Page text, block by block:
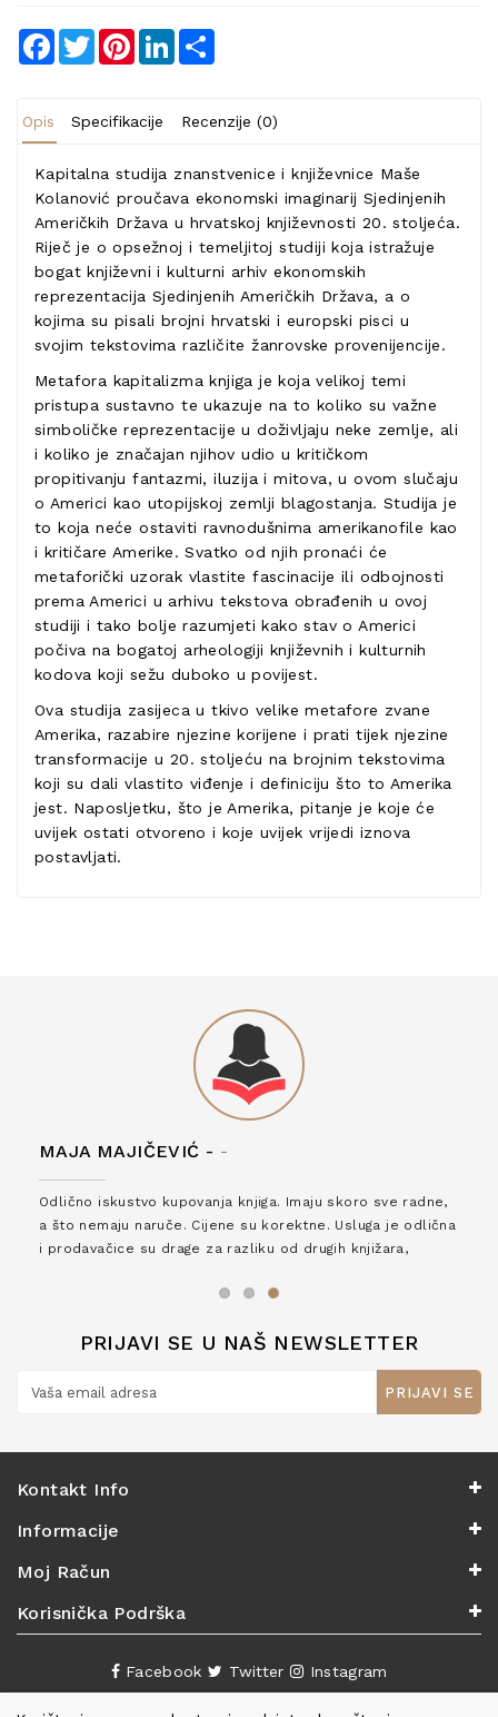
Facebook
TwitterPinterestLinkedIn
Opis Specifikacije Recenzije (0)
Kapitalna studija znanstvenice i književnice Maše
Kolanović proučava ekonomski imaginarij Sjedinjenih
Američkih Država u hrvatskoj književnosti 20. stoljeća.
Riječ je o opsežnoj i temeljitoj studiji koja istražuje
bogat književni i kulturni arhiv ekonomskih
reprezentacija Sjedinjenih Američkih Država, a o
kojima su pisali brojni hrvatski i europski pisci u
svojim tekstovima različite žanrovske provenijencije.
Metafora kapitalizma knjiga je koja velikoj temi
pristupa sustavno te ukazuje na to koliko su važne
simboličke reprezentacije u doživljaju neke zemlje, ali
i koliko je značajan njihov udio u kritičkom
propitivanju fantazmi, iluzija i mitova, u ovom slučaju
o Americi kao utopijskoj zemlji blagostanja. Studija je
to koja neće ostaviti ravnodušnima amerikanofile kao
i kritičare Amerike. Svatko od njih pronaći će
metaforički uzorak vlastite fascinacije ili odbojnosti
prema Americi u arhivu tekstova obrađenih u ovoj
studiji i tako bolje razumjeti kako stav o Americi
počiva na bogatoj arheologiji književnih i kulturnih
kodova koji sežu duboko u povijest.
Ova studija zasijeca u tkivo velike metafore zvane
Amerika, razabire njezine korijene i prati tijek njezine
transformacije u 20. stoljeću na brojnim tekstovima
koji su dali vlastito viđenje i definiciju što to Amerika
jest. Naposljetku, što je Amerika, pitanje je koje će
uvijek ostati otvoreno i koje uvijek vrijedi iznova
postavljati.
MAJA MAJIČEVIĆ - -
Odlično iskustvo kupovanja knjiga. Imaju skoro sve radne,
a što nemaju naruče. Cijene su korektne. Usluga je odlična
i prodavačice su drage za razliku od drugih knjižara,
PRIJAVI SE U NAŠ NEWSLETTER
PRIJAVI SE
Kontakt Info
Informacije
Moj Račun
Korisnička Podrška
Facebook Twitter Instagram